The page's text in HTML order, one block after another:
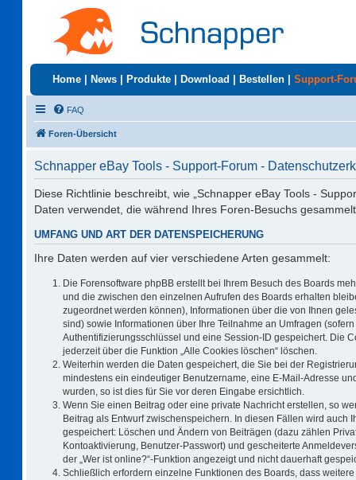
Home News Produkte Download Bestellen Support-
FAQ
Foren-Übersicht
Schnapper eBay Tools - Support-Forum -
Diese Richtlinie beschreibt, wie „Schnapper eBay Tools -
Daten verwendet, die während Ihres Foren-Besuchs
UMFANG UND ART DER DATENSPEICHERUNG
Ihre Daten werden auf vier verschiedene Arten gesammelt:
Die Forensoftware phpBB erstellt bei Ihrem Besuch des Boards
und die zwischen den einzelnen Aufrufen des Boards erhalten
zugeordnet werden können), Informationen über die von Ihnen
sind) sowie Informationen über Ihre Teilnahme an Umfragen
Authentifizierungsschlüssel und eine Session-ID gespeichert. Die
jederzeit über die Funktion „Alle Cookies löschen“ löschen.
Weiterhin werden die Daten gespeichert, die Sie bei der
mindestens ein eindeutiger Benutzername, eine E-Mail-Adresse
wurden, so ist dies für Sie vor deren Eingabe ersichtlich.
Wenn Sie einen Beitrag oder eine private Nachricht erstellen, so
Beitrag als Entwurf zwischenspeichern. In diesen Fällen wird
gespeichert: Löschen und Ändern von Beiträgen (dazu zählen
Kontoaktivierung, Benutzer-Passwort) und gescheiterte
der „Wer ist online?“-Funktion angezeigt und nicht dauerhaft
Schließlich erfordern einzelne Funktionen des Boards, dass